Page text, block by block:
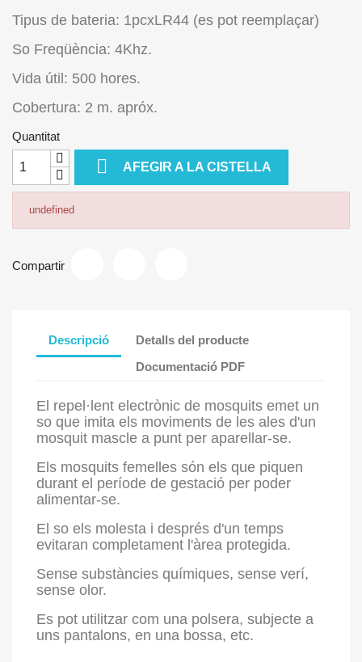
Tipus de bateria: 1pcxLR44 (es pot reemplaçar)
So Freqüència: 4Khz.
Vida útil: 500 hores.
Cobertura: 2 m. apróx.
Quantitat
 AFEGIR A LA CISTELLA
undefined
Compartir
Descripció
Detalls del producte
Documentació PDF
El repel·lent electrònic de mosquits emet un
so que imita els moviments de les ales d'un
mosquit mascle a punt per aparellar-se.
Els mosquits femelles són els que piquen
durant el període de gestació per poder
alimentar-se.
El so els molesta i després d'un temps
evitaran completament l'àrea protegida.
Sense substàncies químiques, sense verí,
sense olor.
Es pot utilitzar com una polsera, subjecte a
uns pantalons, en una bossa, etc.